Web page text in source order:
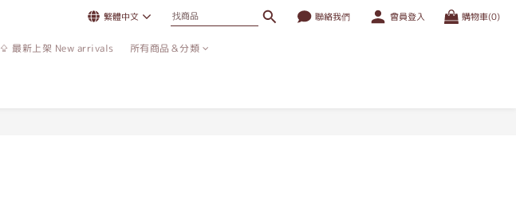
繁體中文 聯絡我們 會員登入 購物車(0)
⇪ 最新上架 New arrivals 所有商品＆分類